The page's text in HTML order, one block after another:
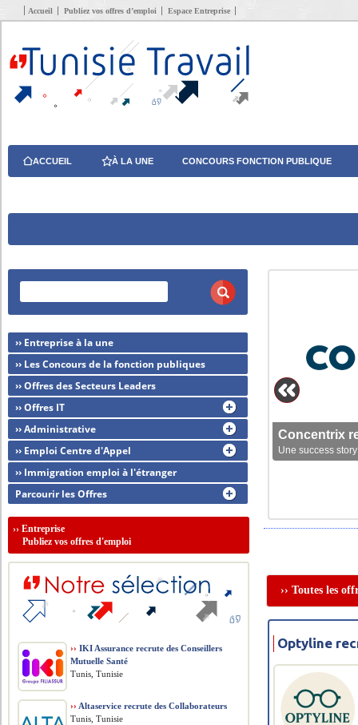
Accueil Publiez vos offres d’emploi Espace Entreprise
ACCUEIL À LA UNE CONCOURS FONCTION PUBLIQUE
Concentrix
Une success
›› Toutes les
Optyline
›› Entreprise à la une
›› Les Concours de la fonction publiques
›› Offres des Secteurs Leaders
›› Offres IT
›› Administrative
›› Emploi Centre d'Appel
›› Immigration emploi à l'étranger
Parcourir les Offres
››Entreprise
Publiez vos offres d'emploi
›› IKI Assurance recrute des Conseillers
Mutuelle Santé
Tunis, Tunisie
›› Altaservice recrute des Collaborateurs
Tunis, Tunisie